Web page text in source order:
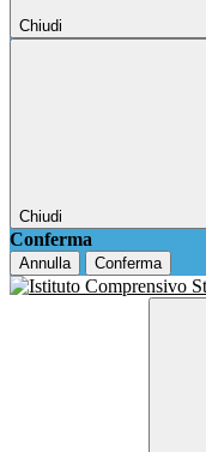
Chiudi
Chiudi
Conferma
Annulla Conferma